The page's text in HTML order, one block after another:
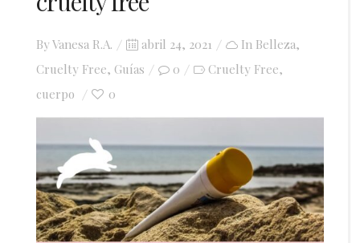
ByVanesa R.A.
Posted
on
abril 24, 2021 In Belleza,
Cruelty Free, Guías 0 Cruelty Free,
cuerpo 0